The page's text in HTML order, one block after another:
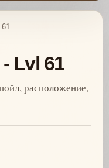
Lvl 61
расположение,